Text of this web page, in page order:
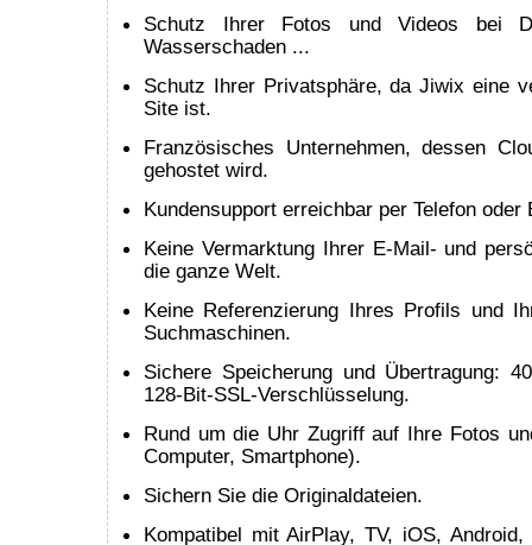
Schutz Ihrer Fotos und Videos bei
Wasserschaden ...
Schutz Ihrer Privatsphäre, da Jiwix eine
Site ist.
Französisches Unternehmen, dessen
gehostet wird.
Kundensupport erreichbar per Telefon oder
Keine Vermarktung Ihrer E-Mail- und
die ganze Welt.
Keine Referenzierung Ihres Profils und
Suchmaschinen.
Sichere Speicherung und Übertragung:
128-Bit-SSL-Verschlüsselung.
Rund um die Uhr Zugriff auf Ihre Fotos
Computer, Smartphone).
Sichern Sie die Originaldateien.
Kompatibel mit AirPlay, TV, iOS,